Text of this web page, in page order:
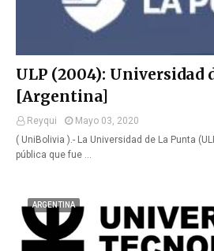
ULP (2004): Universidad
[Argentina]
Reyqui
Mayo 03, 2020
( UniBolivia ).- La Universidad de La Punta
pública que fue …
ARGENTINA